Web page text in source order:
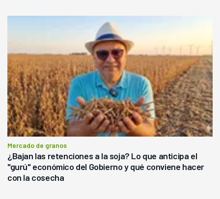
Mercado de granos
¿Bajan las retenciones a la soja? Lo que anticipa el
"gurú" económico del Gobierno y qué conviene hacer
con la cosecha